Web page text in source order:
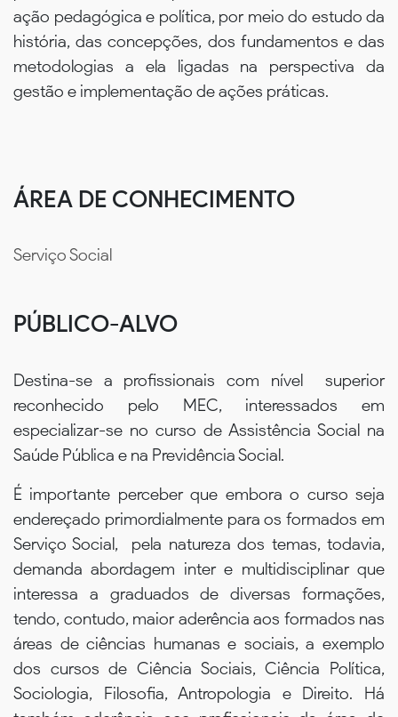
ação pedagógica e política, por meio do estudo da
história, das concepções, dos fundamentos e das
metodologias a ela ligadas na perspectiva da
gestão e implementação de ações práticas.
ÁREA DE CONHECIMENTO
Serviço Social
PÚBLICO-ALVO
Destina-se a profissionais com nível superior
reconhecido pelo MEC, interessados em
especializar-se no curso de Assistência Social na
Saúde Pública e na Previdência Social.
É importante perceber que embora o curso seja
endereçado primordialmente para os formados em
Serviço Social, pela natureza dos temas, todavia,
demanda abordagem inter e multidisciplinar que
interessa a graduados de diversas formações,
tendo, contudo, maior aderência aos formados nas
áreas de ciências humanas e sociais, a exemplo
dos cursos de Ciência Sociais, Ciência Política,
Sociologia, Filosofia, Antropologia e Direito. Há